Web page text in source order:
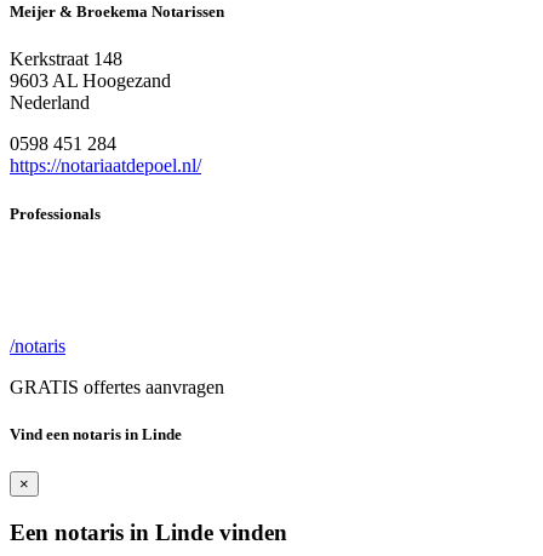
Meijer & Broekema Notarissen
Kerkstraat 148
9603 AL Hoogezand
Nederland
0598 451 284
https://notariaatdepoel.nl/
Professionals
/notaris
GRATIS offertes aanvragen
Vind een notaris in Linde
×
Een notaris in Linde vinden